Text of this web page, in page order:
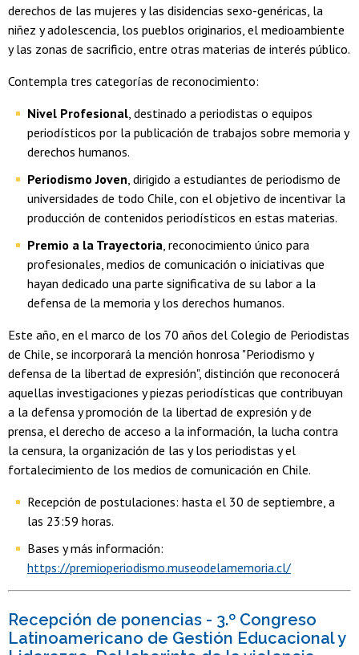
derechos de las mujeres y las disidencias sexo-genéricas, la
niñez y adolescencia, los pueblos originarios, el medioambiente
y las zonas de sacrificio, entre otras materias de interés público.
Contempla tres categorías de reconocimiento:
Nivel Profesional , destinado a periodistas o equipos
periodísticos por la publicación de trabajos sobre memoria y
derechos humanos.
Periodismo Joven , dirigido a estudiantes de periodismo de
universidades de todo Chile, con el objetivo de incentivar la
producción de contenidos periodísticos en estas materias.
Premio a la Trayectoria , reconocimiento único para
profesionales, medios de comunicación o iniciativas que
hayan dedicado una parte significativa de su labor a la
defensa de la memoria y los derechos humanos.
Este año, en el marco de los 70 años del Colegio de Periodistas
de Chile, se incorporará la mención honrosa "Periodismo y
defensa de la libertad de expresión", distinción que reconocerá
aquellas investigaciones y piezas periodísticas que contribuyan
a la defensa y promoción de la libertad de expresión y de
prensa, el derecho de acceso a la información, la lucha contra
la censura, la organización de las y los periodistas y el
fortalecimiento de los medios de comunicación en Chile.
Recepción de postulaciones: hasta el 30 de septiembre, a
las 23:59 horas.
Bases y más información:
https://premioperiodismo.museodelamemoria.cl/
Recepción de ponencias - 3.º Congreso
Latinoamericano de Gestión Educacional y